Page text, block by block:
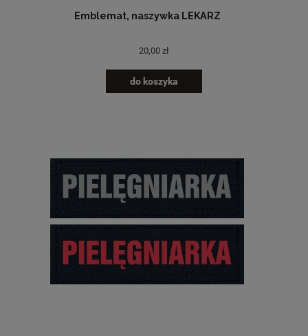
Emblemat, naszywka LEKARZ
20,00 zł
do koszyka